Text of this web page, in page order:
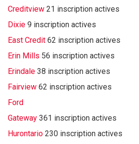
Creditview 21 inscription actives
Dixie 9 inscription actives
East Credit 62 inscription actives
Erin Mills 56 inscription actives
Erindale 38 inscription actives
Fairview 62 inscription actives
Ford
Gateway 361 inscription actives
Hurontario 230 inscription actives